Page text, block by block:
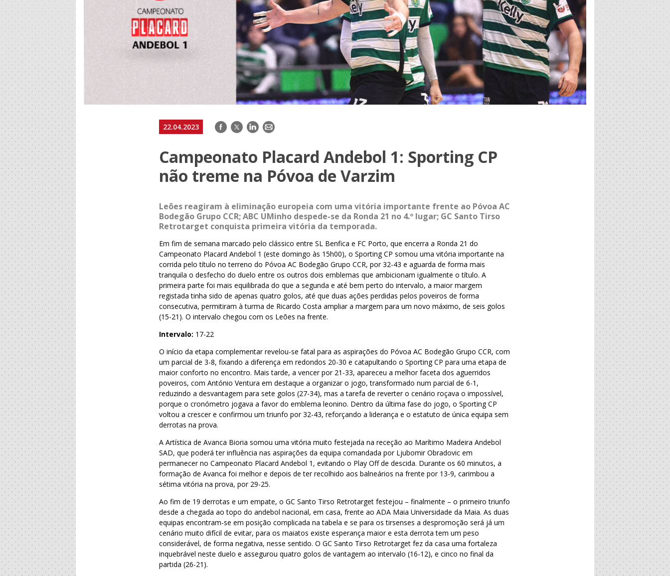
22.04.2023 Facebook
TwitterLinkedIn
E-
Campeonato Placard Andebol 1: Sporting CP
não treme na Póvoa de Varzim
Leões reagiram à eliminação europeia com uma vitória importante frente ao Póvoa AC
Bodegão Grupo CCR; ABC UMinho despede-se da Ronda 21 no 4.º lugar; GC Santo Tirso
Retrotarget conquista primeira vitória da temporada.
Em fim de semana marcado pelo clássico entre SL Benfica e FC Porto, que encerra a Ronda 21 do
Campeonato Placard Andebol 1 (este domingo às 15h00), o Sporting CP somou uma vitória importante na
corrida pelo título no terreno do Póvoa AC Bodegão Grupo CCR, por 32-43 e aguarda de forma mais
tranquila o desfecho do duelo entre os outros dois emblemas que ambicionam igualmente o título. A
primeira parte foi mais equilibrada do que a segunda e até bem perto do intervalo, a maior margem
registada tinha sido de apenas quatro golos, até que duas ações perdidas pelos poveiros de forma
consecutiva, permitiram à turma de Ricardo Costa ampliar a margem para um novo máximo, de seis golos
(15-21). O intervalo chegou com os Leões na frente.
Intervalo: 17-22
O início da etapa complementar revelou-se fatal para as aspirações do Póvoa AC Bodegão Grupo CCR, com
um parcial de 3-8, fixando a diferença em redondos 20-30 e catapultando o Sporting CP para uma etapa de
maior conforto no encontro. Mais tarde, a vencer por 21-33, apareceu a melhor faceta dos aguerridos
poveiros, com António Ventura em destaque a organizar o jogo, transformado num parcial de 6-1,
reduzindo a desvantagem para sete golos (27-34), mas a tarefa de reverter o cenário roçava o impossível,
porque o cronómetro jogava a favor do emblema leonino. Dentro da última fase do jogo, o Sporting CP
voltou a crescer e confirmou um triunfo por 32-43, reforçando a liderança e o estatuto de única equipa sem
derrotas na prova.
A Artística de Avanca Bioria somou uma vitória muito festejada na receção ao Marítimo Madeira Andebol
SAD, que poderá ter influência nas aspirações da equipa comandada por Ljubomir Obradovic em
permanecer no Campeonato Placard Andebol 1, evitando o Play Off de descida. Durante os 60 minutos, a
formação de Avanca foi melhor e depois de ter recolhido aos balneários na frente por 13-9, carimbou a
sétima vitória na prova, por 29-25.
Ao fim de 19 derrotas e um empate, o GC Santo Tirso Retrotarget festejou – finalmente – o primeiro triunfo
desde a chegada ao topo do andebol nacional, em casa, frente ao ADA Maia Universidade da Maia. As duas
equipas encontram-se em posição complicada na tabela e se para os tirsenses a despromoção será já um
cenário muito difícil de evitar, para os maiatos existe esperança maior e esta derrota tem um peso
considerável, de forma negativa, nesse sentido. O GC Santo Tirso Retrotarget fez da casa uma fortaleza
inquebrável neste duelo e assegurou quatro golos de vantagem ao intervalo (16-12), e cinco no final da
partida (26-21).